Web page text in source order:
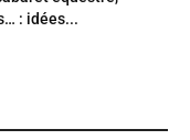
: idées...